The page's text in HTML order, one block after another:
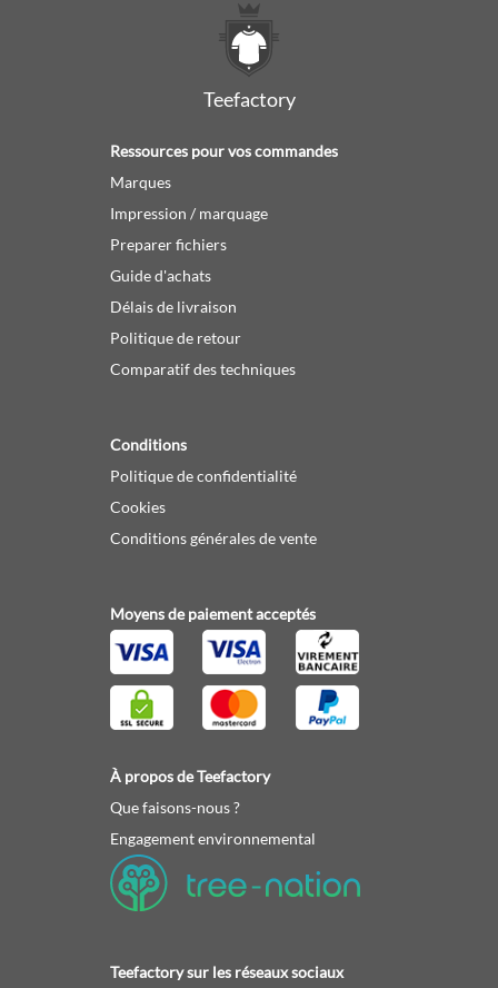
Teefactory
Ressources pour vos commandes
Marques
Impression / marquage
Preparer fichiers
Guide d'achats
Délais de livraison
Politique de retour
Comparatif des techniques
Conditions
Politique de confidentialité
Cookies
Conditions générales de vente
Moyens de paiement acceptés
À propos de Teefactory
Que faisons-nous ?
Engagement environnemental
Teefactory sur les réseaux sociaux